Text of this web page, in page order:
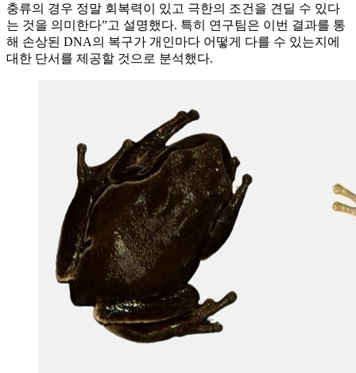
충류의 경우 정말 회복력이 있고 극한의 조건을 견딜 수 있다
는 것을 의미한다”고 설명했다. 특히 연구팀은 이번 결과를 통
해 손상된 DNA의 복구가 개인마다 어떻게 다를 수 있는지에
대한 단서를 제공할 것으로 분석했다.